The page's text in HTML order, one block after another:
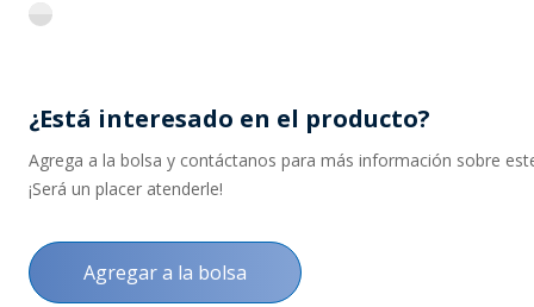
flint
¿Está interesado en el producto?
Agrega a la bolsa y contáctanos para más información sobre
¡Será un placer atenderle!
Agregar a la bolsa